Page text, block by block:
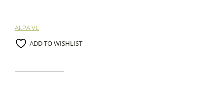
ALPA VL
ADD TO WISHLIST